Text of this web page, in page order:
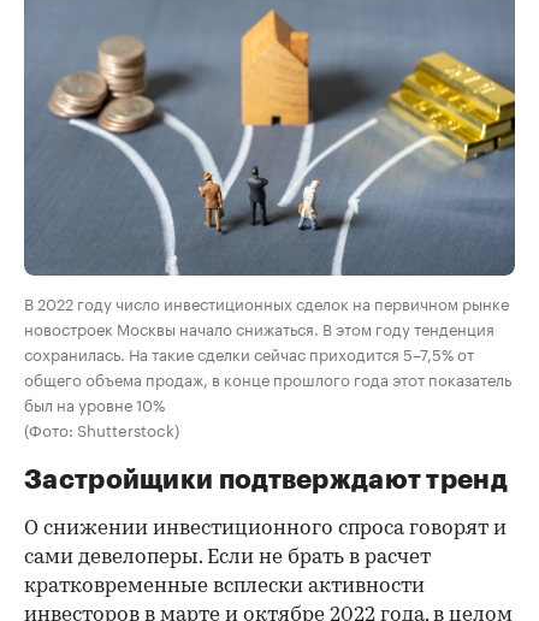
В 2022 году число инвестиционных сделок на первичном рынке
новостроек Москвы начало снижаться. В этом году тенденция
сохранилась. На такие сделки сейчас приходится 5–7,5% от
общего объема продаж, в конце прошлого года этот показатель
был на уровне 10%
(Фото: Shutterstock)
Застройщики подтверждают тренд
О снижении инвестиционного спроса говорят и
сами девелоперы. Если не брать в расчет
кратковременные всплески активности
инвесторов в марте и октябре 2022 года, в целом